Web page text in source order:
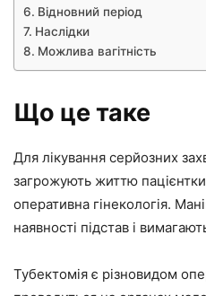
Відновний період
Наслідки
Можлива вагітність
Що це таке
Для лікування серйозних
загрожують життю
оперативна гінекологія.
наявності підстав і
Тубектомія є різновидом